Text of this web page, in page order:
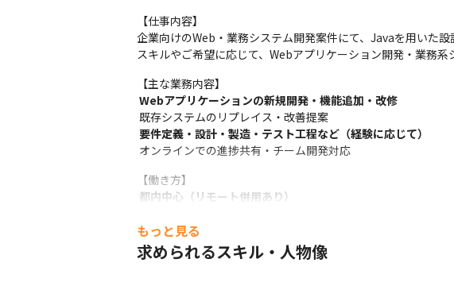
【仕事内容】
企業向けのWeb・業務システム開発案件にて、Javaを用いた
スキルやご希望に応じて、Webアプリケーション開発・業務
オンラインでの進捗共有・チーム開発対応
もっと見る
求められるスキル・人物像